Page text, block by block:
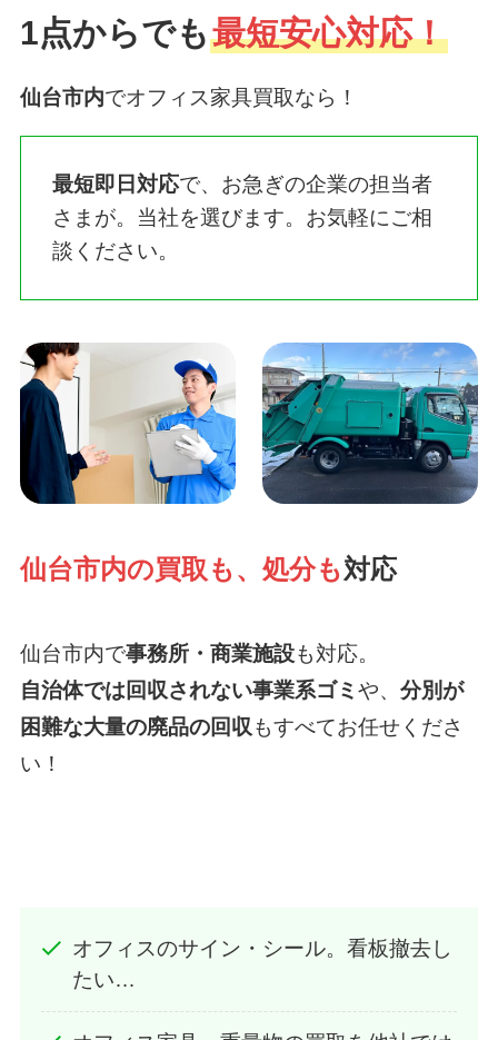
1点からでも最短安心対応！
仙台市内でオフィス家具買取なら！
最短即日対応で、お急ぎの企業の担当者
さまが。当社を選びます。お気軽にご相
談ください。
仙台市内の買取も、処分も対応
仙台市内で事務所・商業施設も対応。
自治体では回収されない事業系ゴミ や、 分別が
困難な大量の廃品の回収 もすべてお任せくださ
い！
オフィスのサイン・シール。看板撤去し
たい…